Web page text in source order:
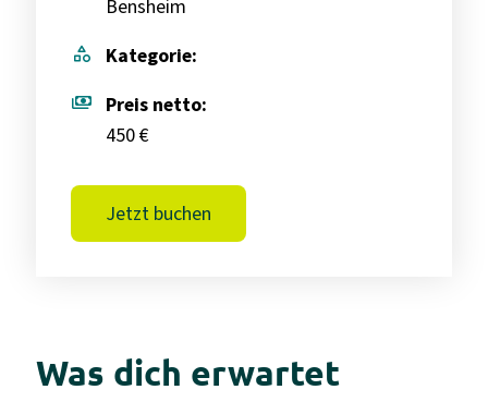
Was dich erwartet
Bensheim
category
Kategorie:
payments Preis netto:
450 €
Jetzt buchen